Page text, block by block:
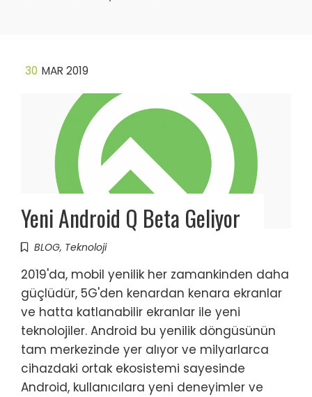
30 MAR 2019
Yeni Android Q Beta Geliyor
BLOG, Teknoloji
2019'da, mobil yenilik her zamankinden daha
güçlüdür, 5G'den kenardan kenara ekranlar
ve hatta katlanabilir ekranlar ile yeni
teknolojiler. Android bu yenilik döngüsünün
tam merkezinde yer alıyor ve milyarlarca
cihazdaki ortak ekosistemi sayesinde
Android, kullanıcılara yeni deneyimler ve